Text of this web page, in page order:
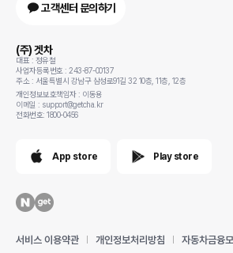
고객센터 문의하기
(주) 겟차
대표 : 정유철
사업자등록번호 : 243-87-00137
주소 : 서울특별시 강남구 삼성로91길 32 10층, 11층, 12층
개인정보보호책임자 : 이동용
이메일 : support@getcha.kr
전화번호: 1800-0456
App store Play store
서비스 이용약관 개인정보처리방침 자동차금융